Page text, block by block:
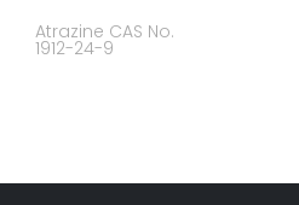
Atrazine CAS No.
1912-24-9